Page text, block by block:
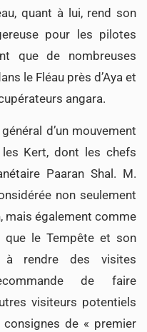
quant à lui, rend son
pour les pilotes
que de nombreuses
le Fléau près d’Aya et
angara.
d’un mouvement
Kert, dont les chefs
Paaran Shal. M.
non seulement
mais également comme
que le Tempête et son
à rendre des visites
de faire
visiteurs potentiels
de « premier